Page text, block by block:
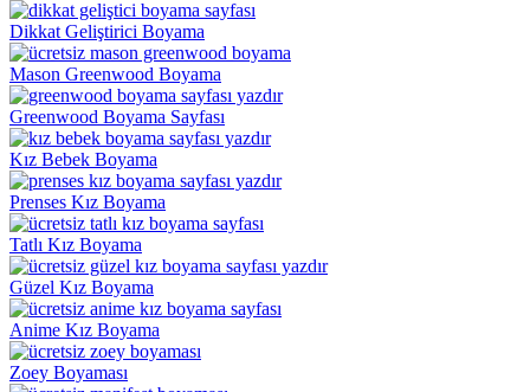
Dikkat Geliştirici Boyama
Mason Greenwood Boyama
Greenwood Boyama Sayfası
Kız Bebek Boyama
Prenses Kız Boyama
Tatlı Kız Boyama
Güzel Kız Boyama
Anime Kız Boyama
Zoey Boyaması